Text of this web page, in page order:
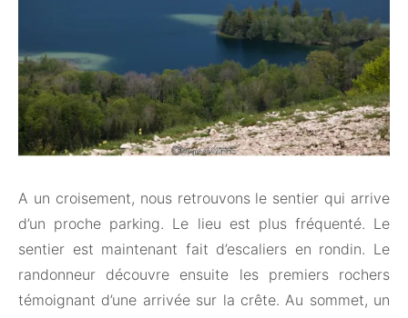
A un croisement, nous retrouvons le sentier qui arrive
d’un proche parking. Le lieu est plus fréquenté. Le
sentier est maintenant fait d’escaliers en rondin. Le
randonneur découvre ensuite les premiers rochers
témoignant d’une arrivée sur la crête. Au sommet, un